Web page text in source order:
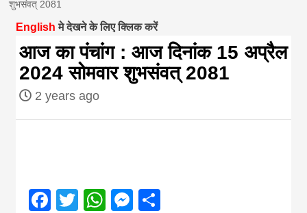
magazine of
Nepal brings
news in hindi
शुभसंवत् 2081
English मे देखने के लिए क्लिक करें
आज का पंचांग : आज दिनांक 15 अप्रैल
2024 सोमवार शुभसंवत् 2081
2 years ago
Facebook
Twitter
WhatsApp
Messenger